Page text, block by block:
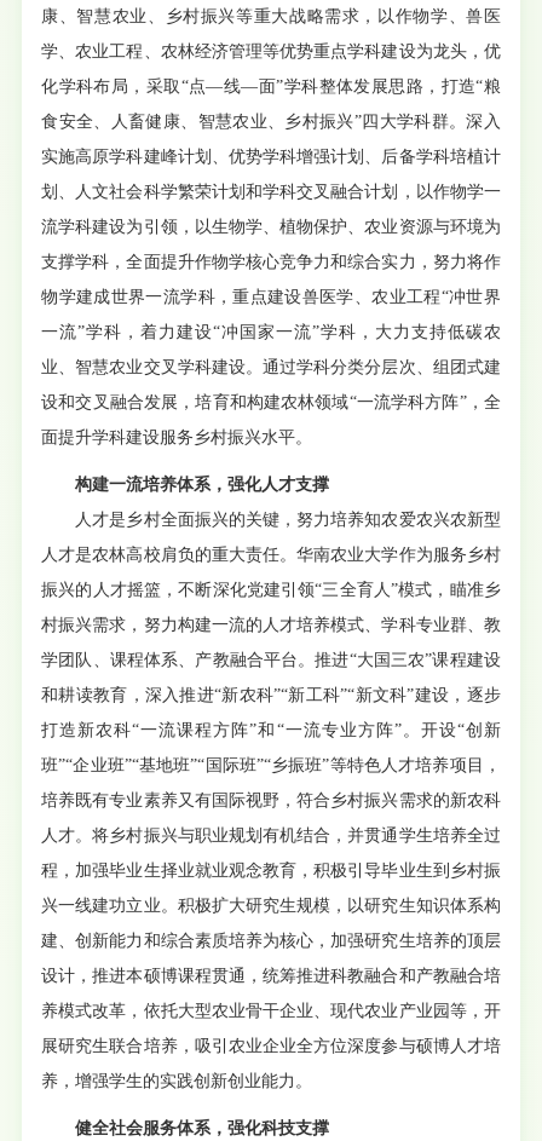
康、智慧农业、乡村振兴等重大战略需求，以作物学、兽医
学、农业工程、农林经济管理等优势重点学科建设为龙头，优
化学科布局，采取“点—线—面”学科整体发展思路，打造“粮
食安全、人畜健康、智慧农业、乡村振兴”四大学科群。深入
实施高原学科建峰计划、优势学科增强计划、后备学科培植计
划、人文社会科学繁荣计划和学科交叉融合计划，以作物学一
流学科建设为引领，以生物学、植物保护、农业资源与环境为
支撑学科，全面提升作物学核心竞争力和综合实力，努力将作
物学建成世界一流学科，重点建设兽医学、农业工程“冲世界
一流”学科，着力建设“冲国家一流”学科，大力支持低碳农
业、智慧农业交叉学科建设。通过学科分类分层次、组团式建
设和交叉融合发展，培育和构建农林领域“一流学科方阵”，全
面提升学科建设服务乡村振兴水平。
构建一流培养体系，强化人才支撑
人才是乡村全面振兴的关键，努力培养知农爱农兴农新型
人才是农林高校肩负的重大责任。华南农业大学作为服务乡村
振兴的人才摇篮，不断深化党建引领“三全育人”模式，瞄准乡
村振兴需求，努力构建一流的人才培养模式、学科专业群、教
学团队、课程体系、产教融合平台。推进“大国三农”课程建设
和耕读教育，深入推进“新农科”“新工科”“新文科”建设，逐步
打造新农科“一流课程方阵”和“一流专业方阵”。开设“创新
班”“企业班”“基地班”“国际班”“乡振班”等特色人才培养项目，
培养既有专业素养又有国际视野，符合乡村振兴需求的新农科
人才。将乡村振兴与职业规划有机结合，并贯通学生培养全过
程，加强毕业生择业就业观念教育，积极引导毕业生到乡村振
兴一线建功立业。积极扩大研究生规模，以研究生知识体系构
建、创新能力和综合素质培养为核心，加强研究生培养的顶层
设计，推进本硕博课程贯通，统筹推进科教融合和产教融合培
养模式改革，依托大型农业骨干企业、现代农业产业园等，开
展研究生联合培养，吸引农业企业全方位深度参与硕博人才培
养，增强学生的实践创新创业能力。
健全社会服务体系，强化科技支撑